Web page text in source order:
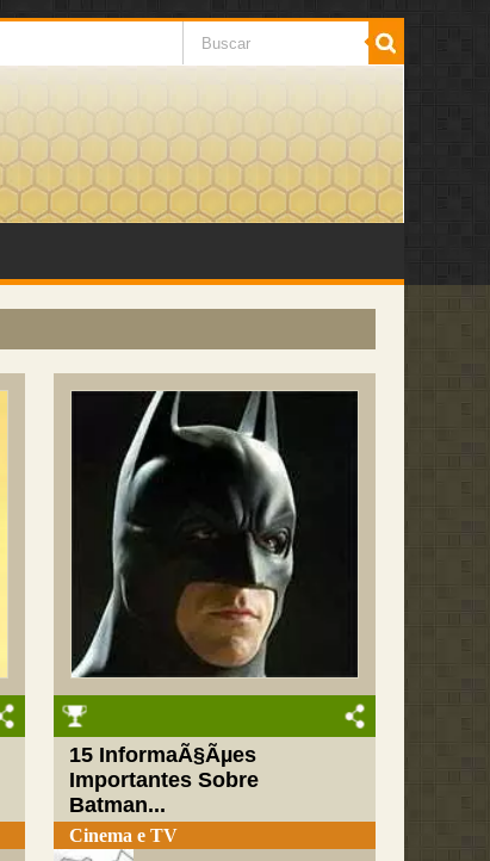
15 InformaÃ§Ãµes
Importantes Sobre
Batman...
Cinema e TV